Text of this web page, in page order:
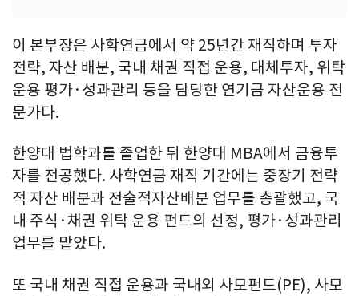
이 본부장은 사학연금에서 약 25년간 재직하며 투자
전략, 자산 배분, 국내 채권 직접 운용, 대체투자, 위탁
운용 평가·성과관리 등을 담당한 연기금 자산운용 전
문가다.
한양대 법학과를 졸업한 뒤 한양대 MBA에서 금융투
자를 전공했다. 사학연금 재직 기간에는 중장기 전략
적 자산 배분과 전술적자산배분 업무를 총괄했고, 국
내 주식·채권 위탁 운용 펀드의 선정, 평가·성과관리
업무를 맡았다.
또 국내 채권 직접 운용과 국내외 사모펀드(PE), 사모